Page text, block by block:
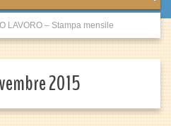
LAVORO – Stampa mensile
2015